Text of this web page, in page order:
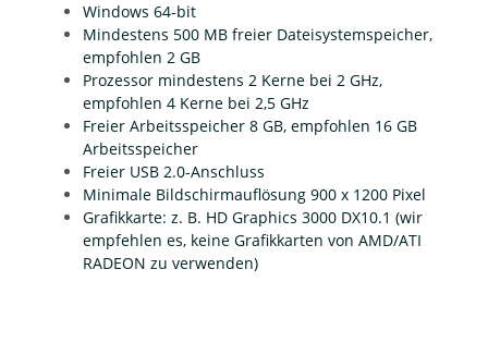
Windows 64-bit
Mindestens 500 MB freier Dateisystemspeicher,
empfohlen 2 GB
Prozessor mindestens 2 Kerne bei 2 GHz,
empfohlen 4 Kerne bei 2,5 GHz
Freier Arbeitsspeicher 8 GB, empfohlen 16 GB
Arbeitsspeicher
Freier USB 2.0-Anschluss
Minimale Bildschirmauflösung 900 x 1200 Pixel
Grafikkarte: z. B. HD Graphics 3000 DX10.1 (wir
empfehlen es, keine Grafikkarten von AMD/ATI
RADEON zu verwenden)